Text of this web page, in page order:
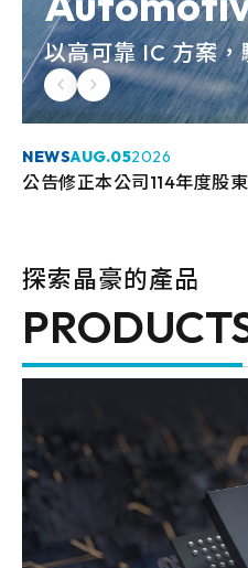
以高可靠 IC 方案
NEWSAUG.052026
公告修正本公司114年度股
探索晶豪的產品